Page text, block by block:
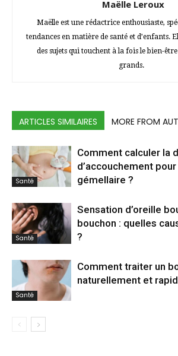
Maëlle Leroux
Maëlle est une rédactrice enthousiaste,
tendances en matière de santé et d’enfants.
des sujets qui touchent à la fois le bien-être
grands.
ARTICLES SIMILAIRES MORE FROM
Santé
Comment calculer la
d’accouchement
gémellaire ?
Santé
Sensation d’oreille
bouchon : quelles
?
Santé
Comment traiter un
naturellement et